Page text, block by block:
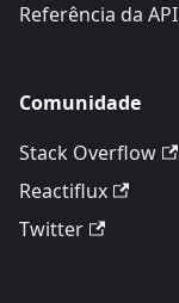
Referência da API
Comunidade
Stack Overflow
Reactiflux
Twitter